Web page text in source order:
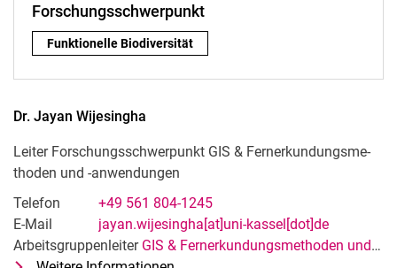
Forschungsschwerpunkt
Forschungsschwerpunkt:
Funktionelle Biodiversität
Dr. Jayan Wijesingha
Leiter Forschungsschwerpunkt GIS & Fern­er­kun­dungs­me­
tho­den und -an­wen­dun­gen
Telefon
+49 561 804-1245
E-Mail
jayan.wijesingha[at]uni-kassel[dot]de
Arbeitsgruppenleiter
GIS & Fernerkundungsmethoden und -anwendungen